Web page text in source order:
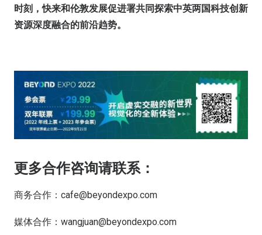
时刻，快来和伦敦发展促进署共同探索中英两国科技创新
资源深度融合的前沿趋势。
更多合作咨询请联系：
商务合作：cafe@beyondexpo.com
媒体合作：wangjuan@beyondexpo.com